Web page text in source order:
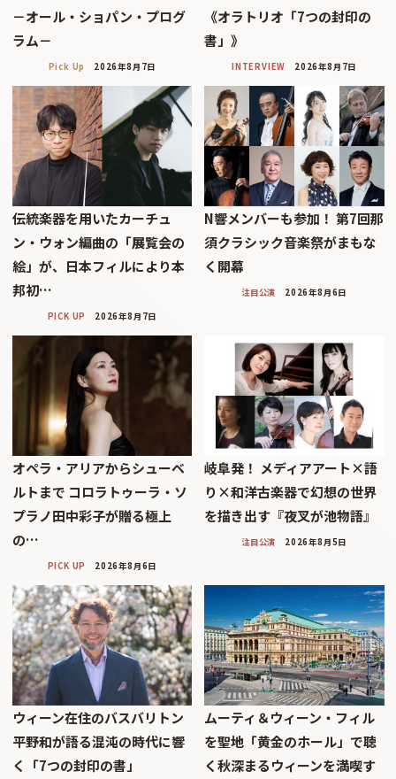
－オール・ショパン・プログ
ラム－
Pick Up 2026年8月7日
《オラトリオ「7つの封印の
書」》
INTERVIEW 2026年8月7日
伝統楽器を用いたカーチュ
ン・ウォン編曲の「展覧会の
絵」が、日本フィルにより本
邦初…
PICK UP 2026年8月7日
N響メンバーも参加！ 第7回那
須クラシック音楽祭がまもな
く開幕
注目公演 2026年8月6日
オペラ・アリアからシューベ
ルトまで コロラトゥーラ・ソ
プラノ田中彩子が贈る極上
の…
PICK UP 2026年8月6日
岐阜発！ メディアアート×語
り×和洋古楽器で幻想の世界
を描き出す『夜叉が池物語』
注目公演 2026年8月5日
ウィーン在住のバスバリトン
平野和が語る混沌の時代に響
く「7つの封印の書」
ムーティ＆ウィーン・フィル
を聖地「黄金のホール」で聴
く秋深まるウィーンを満喫す